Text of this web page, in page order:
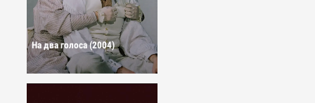
На два голоса (2004)